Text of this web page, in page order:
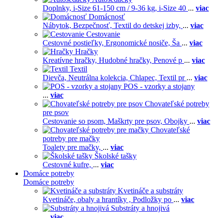
Doplnky, i-Size 61-150 cm / 9-36 kg, i-Size 40 ... viac
Domácnosť
Nábytok, Bezpečnosť, Textil do detskej izby, ... viac
Cestovanie
Cestovné postieľky, Ergonomické nosiče, Ša ... viac
Hračky
Kreatívne hračky, Hudobné hračky, Penové p ... viac
Textil
Dievča, Neutrálna kolekcia, Chlapec, Textil pr ... viac
POS - vzorky a stojany
... viac
Chovateľské potreby
pre psov
Cestovanie so psom, Maškrty pre psov, Obojky ... viac
Chovateľské
potreby pre mačky
Toalety pre mačky, ... viac
Školské tašky
Cestovné kufre, ... viac
Domáce potreby
Domáce potreby
Kvetináče a substráty
Kvetináče, obaly a hrantíky , Podložky po ... viac
Substráty a hnojivá